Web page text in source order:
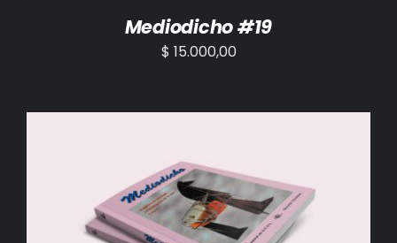
Mediodicho #19
$ 15.000,00
AÑADIR AL CARRITO / DETALLES